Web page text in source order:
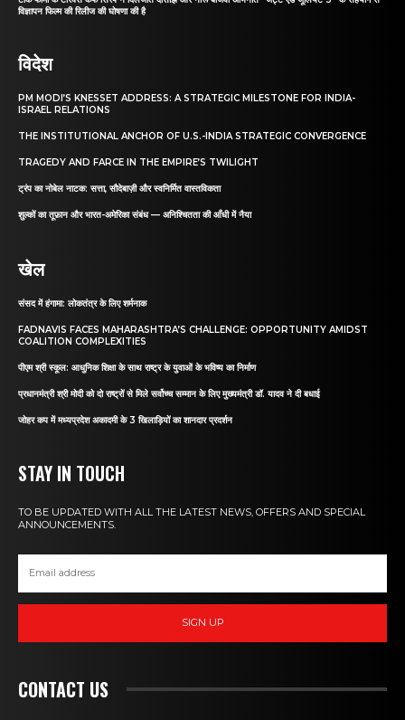
विज्ञापन फिल्म की रिलीज की घोषणा की है
विदेश
PM MODI’S KNESSET ADDRESS: A STRATEGIC MILESTONE FOR INDIA-
ISRAEL RELATIONS
THE INSTITUTIONAL ANCHOR OF U.S.-INDIA STRATEGIC CONVERGENCE
TRAGEDY AND FARCE IN THE EMPIRE’S TWILIGHT
ट्रंप का नोबेल नाटक: सत्ता, सौदेबाज़ी और स्वनिर्मित वास्तविकता
शुल्कों का तूफ़ान और भारत-अमेरिका संबंध — अनिश्चितता की आँधी में नैया
खेल
संसद में हंगामा: लोकतंत्र के लिए शर्मनाक
FADNAVIS FACES MAHARASHTRA’S CHALLENGE: OPPORTUNITY AMIDST
COALITION COMPLEXITIES
पीएम श्री स्कूल: आधुनिक शिक्षा के साथ राष्ट्र के युवाओं के भविष्य का निर्माण
प्रधानमंत्री श्री मोदी को दो राष्ट्रों से मिले सर्वोच्च सम्मान के लिए मुख्यमंत्री डॉ. यादव ने दी बधाई
जोहर कप में मध्यप्रदेश अकादमी के 3 खिलाड़ियों का शानदार प्रदर्शन
STAY IN TOUCH
TO BE UPDATED WITH ALL THE LATEST NEWS, OFFERS AND SPECIAL
ANNOUNCEMENTS.
SIGN UP
CONTACT US